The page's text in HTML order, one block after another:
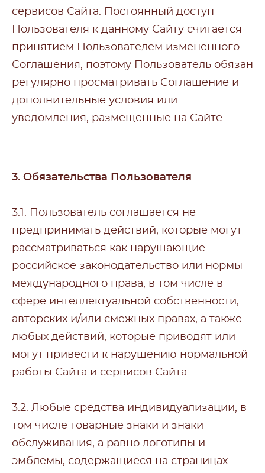
сервисов Сайта. Постоянный доступ
Пользователя к данному Сайту считается
принятием Пользователем измененного
Соглашения, поэтому Пользователь обязан
регулярно просматривать Соглашение и
дополнительные условия или
уведомления, размещенные на Сайте.
3. Обязательства Пользователя
3.1. Пользователь соглашается не
предпринимать действий, которые могут
рассматриваться как нарушающие
российское законодательство или нормы
международного права, в том числе в
сфере интеллектуальной собственности,
авторских и/или смежных правах, а также
любых действий, которые приводят или
могут привести к нарушению нормальной
работы Сайта и сервисов Сайта.
3.2. Любые средства индивидуализации, в
том числе товарные знаки и знаки
обслуживания, а равно логотипы и
эмблемы, содержащиеся на страницах